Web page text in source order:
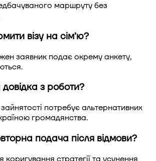
маршруту без
візу на сім’ю?
заявник подає окрему анкету,
з роботи?
зайнятості потребує альтернативних
країною громадянства.
подача після відмови?
коригування стратегії та усунення